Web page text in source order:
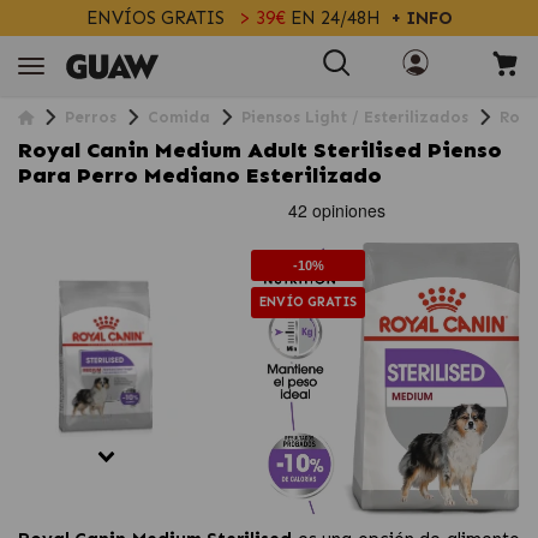
ENVÍOS GRATIS > 39€EN 24/48H + INFO
Perros Comida Piensos Light / Esterilizados
Royal Canin Medium Adult Sterilised Pienso
Para Perro Mediano Esterilizado
-10%
ENVÍO GRATIS